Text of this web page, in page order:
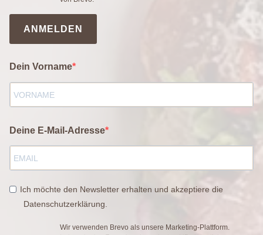
ANMELDEN
Dein Vorname
Deine E-Mail-Adresse
Ich möchte den Newsletter erhalten und akzeptiere die
Datenschutzerklärung.
Wir verwenden Brevo als unsere Marketing-Plattform.